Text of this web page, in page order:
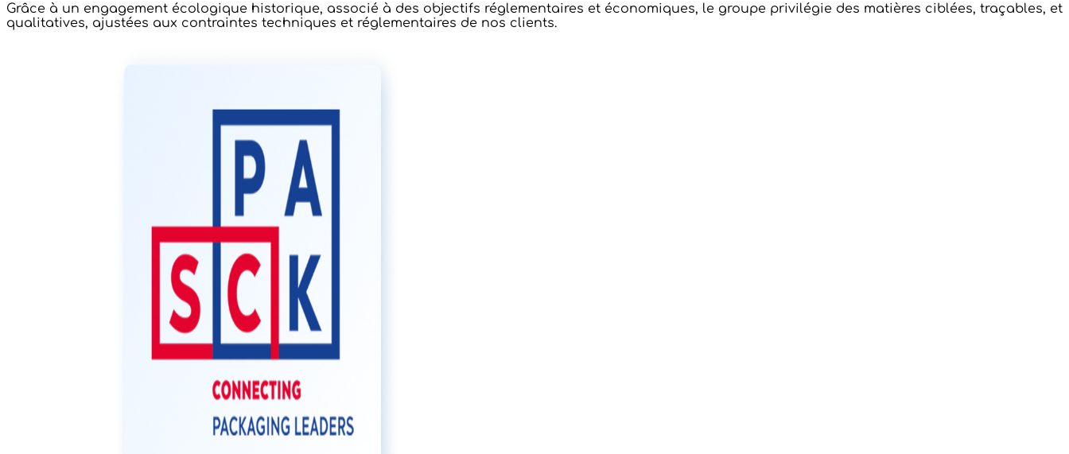
Grâce à un engagement écologique historique, associé à des objectifs réglementaires et économiques, le groupe privilégie des matières ciblées, traçables, et
qualitatives, ajustées aux contraintes techniques et réglementaires de nos clients.